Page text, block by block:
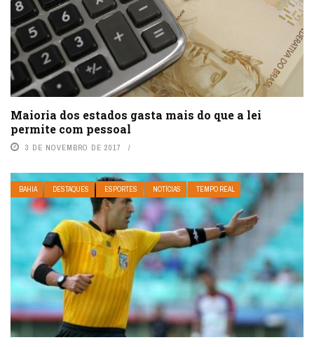
Maioria dos estados gasta mais do que a lei
permite com pessoal
3 DE NOVEMBRO DE 2017
BAHIA DESTAQUES ESPORTES NOTÍCIAS TEMPO REAL